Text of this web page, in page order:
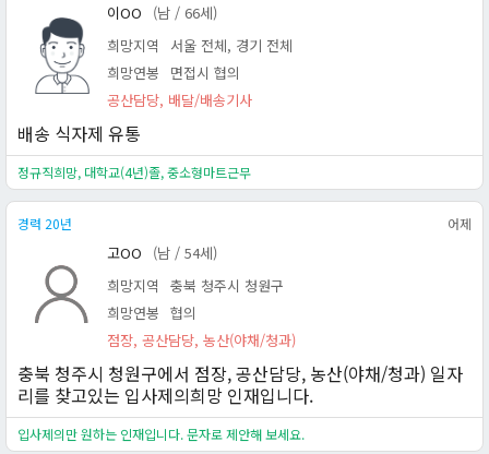
이OO
(남 / 66세)
희망지역
서울 전체, 경기 전체
희망연봉
면접시 협의
공산담당, 배달/배송기사
배송 식자제 유통
정규직희망, 대학교(4년)졸, 중소형마트근무
경력 20년 어제
고OO
(남 / 54세)
희망지역
충북 청주시 청원구
희망연봉 협의
점장, 공산담당, 농산(야채/청과)
충북 청주시 청원구에서 점장, 공산담당, 농산(야채/청과) 일자
리를 찾고있는 입사제의희망 인재입니다.
입사제의만 원하는 인재입니다. 문자로 제안해 보세요.